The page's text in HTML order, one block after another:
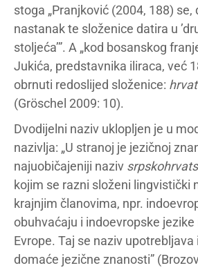
stoga „Pranjković (2004, 188) se,
nastanak te složenice datira u
stoljeća’”. A „kod bosanskog
Jukića, predstavnika iliraca, već
obrnuti redoslijed složenice:
(Gröschel 2009: 10).
Dvodijelni naziv uklopljen je u
nazivlja: „U stranoj je jezičnoj
najuobičajeniji naziv
kojim se razni složeni lingvistički
krajnjim članovima, npr.
obuhvaćaju i indoevropske
Evrope. Taj se naziv
domaće jezične znanosti”